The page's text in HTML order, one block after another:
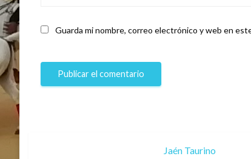
Guarda mi nombre, correo electrónico y web en
Jaén Taurino